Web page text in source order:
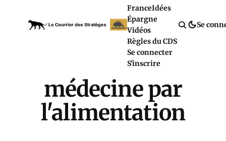
FranceIdées
Épargne
Vidéos
Règles du CDS
Se connecter
S'inscrire
Se
médecine par
l'alimentation